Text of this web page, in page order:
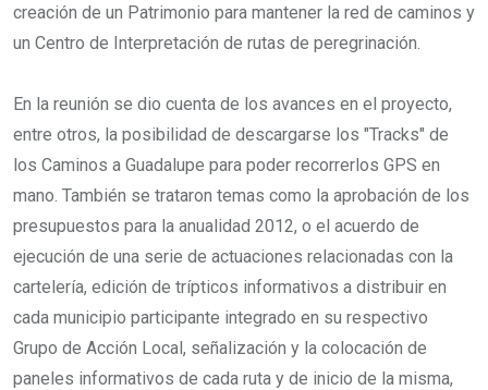
creación de un Patrimonio para mantener la red de caminos y
un Centro de Interpretación de rutas de peregrinación.
En la reunión se dio cuenta de los avances en el proyecto,
entre otros, la posibilidad de descargarse los "Tracks" de
los Caminos a Guadalupe para poder recorrerlos GPS en
mano. También se trataron temas como la aprobación de los
presupuestos para la anualidad 2012, o el acuerdo de
ejecución de una serie de actuaciones relacionadas con la
cartelería, edición de trípticos informativos a distribuir en
cada municipio participante integrado en su respectivo
Grupo de Acción Local, señalización y la colocación de
paneles informativos de cada ruta y de inicio de la misma,